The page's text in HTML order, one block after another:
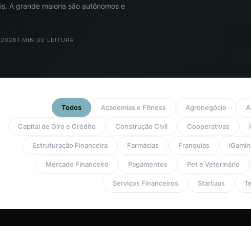
A grande maioria são autônomos e
20261 MIN DE LEITURA
Todos Academias e Fitness Agronegócio
Capital de Giro e Crédito Construção Civil Cooperativas
Estruturação Financeira Farmácias Franquias
Mercado Financeiro Pagamentos Pet e Veterinário
Serviços Financeiros Startups